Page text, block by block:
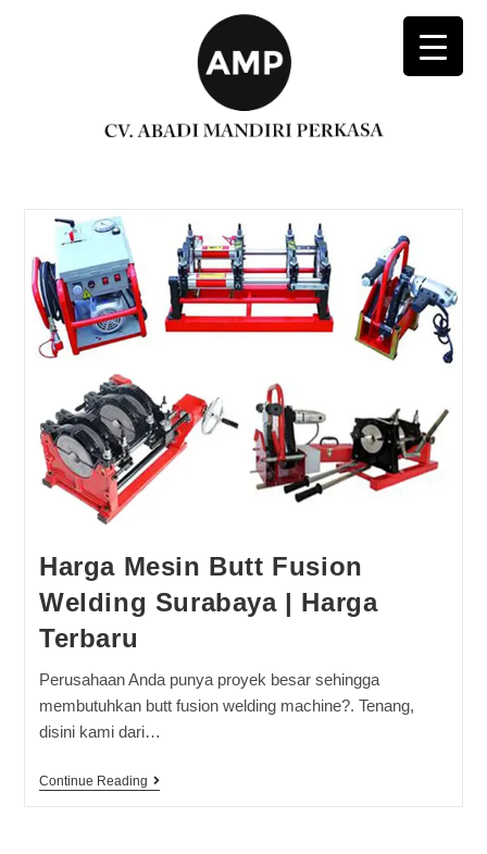
Harga Mesin Butt Fusion
Welding Surabaya | Harga
Terbaru
Perusahaan Anda punya proyek besar sehingga
membutuhkan butt fusion welding machine?. Tenang,
disini kami dari…
Continue Reading